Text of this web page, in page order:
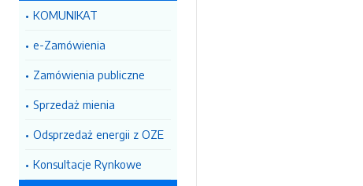
KOMUNIKAT
e-Zamówienia
Zamówienia publiczne
Sprzedaż mienia
Odsprzedaż energii z OZE
Konsultacje Rynkowe